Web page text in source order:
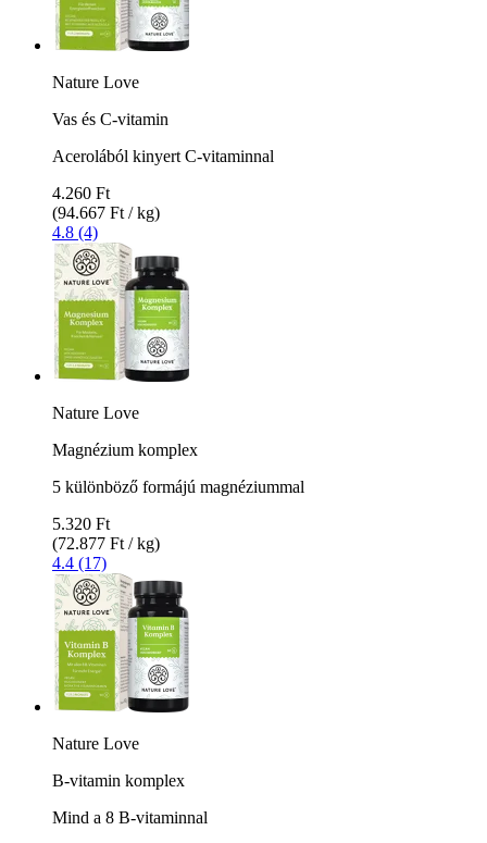
Nature Love
Vas és C-vitamin
Acerolából kinyert C-vitaminnal
4.260 Ft
(94.667 Ft / kg)
4.8 (4)
Nature Love
Magnézium komplex
5 különböző formájú magnéziummal
5.320 Ft
(72.877 Ft / kg)
4.4 (17)
Nature Love
B-vitamin komplex
Mind a 8 B-vitaminnal